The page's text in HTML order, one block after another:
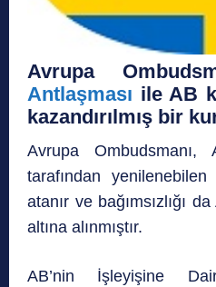
Avrupa
Antlaşması ile AB
kazandırılmış bir
Avrupa Ombudsmanı,
tarafından
atanır ve bağımsızlığı
altına alınmıştır.
AB’nin İşleyişine